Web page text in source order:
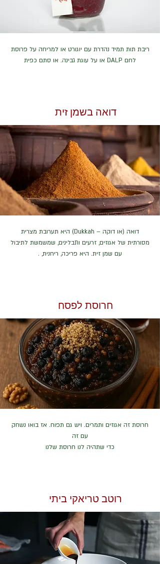
ריבת תות תמיד נהדרת עם יוגורט או למריחה על פרוסת
לחם DALP או על עוגת גבינה. או סתם כפית
דואה בשמן זית
דואה (או דוקה – Dukkah) היא תערובת מצרית
מסורתית של אגוזים, זרעים ותבלינים, שמשמשת לתיבול
עם שמן זית. היא פריכה, ריחנית, .
חרוסת לפסח
חרוסת זה אגוזים ותמרים. ויש גם תפוח. אז בואו נשחק
עם זה
כדי שתהיה לנו חרוסת שלנו
רוטב טריאקי ביתי